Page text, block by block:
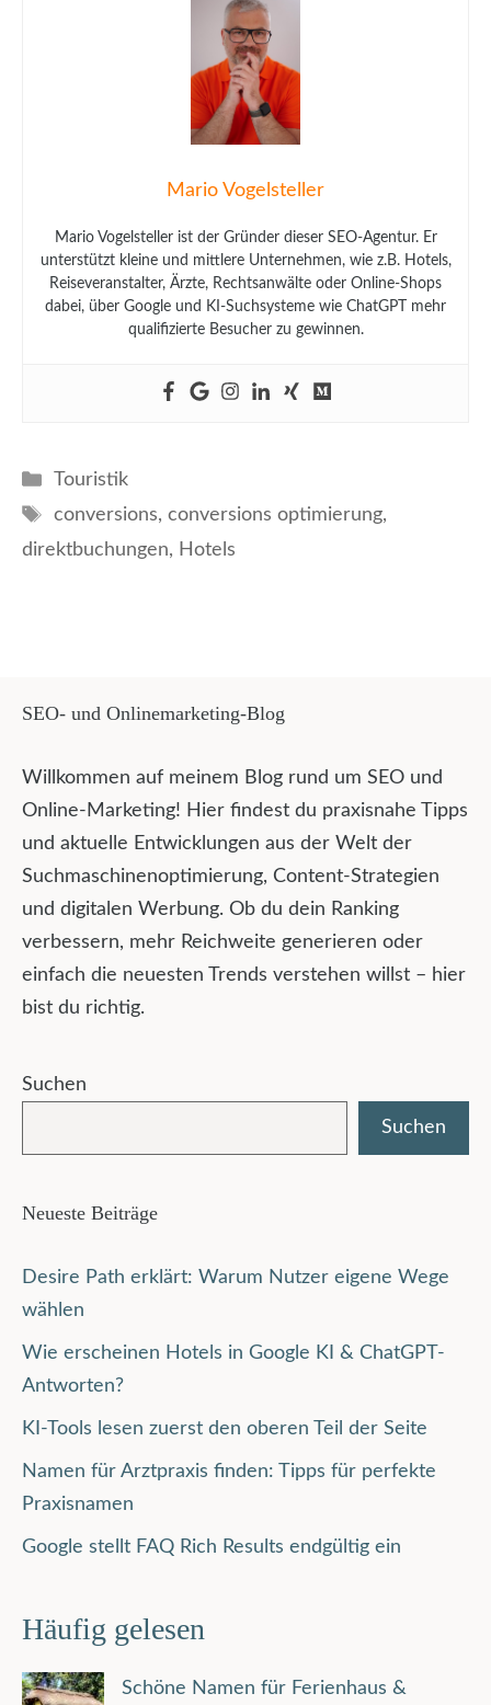
Mario Vogelsteller
Mario Vogelsteller ist der Gründer dieser SEO-Agentur. Er
unterstützt kleine und mittlere Unternehmen, wie z.B. Hotels,
Reiseveranstalter, Ärzte, Rechtsanwälte oder Online-Shops
dabei, über Google und KI-Suchsysteme wie ChatGPT mehr
qualifizierte Besucher zu gewinnen.
Kategorien
Touristik
Schlagwörter
conversions, conversions optimierung,
direktbuchungen, Hotels
SEO- und Onlinemarketing-Blog
Willkommen auf meinem Blog rund um SEO und
Online-Marketing! Hier findest du praxisnahe Tipps
und aktuelle Entwicklungen aus der Welt der
Suchmaschinenoptimierung, Content-Strategien
und digitalen Werbung. Ob du dein Ranking
verbessern, mehr Reichweite generieren oder
einfach die neuesten Trends verstehen willst – hier
bist du richtig.
Suchen
Suchen
Neueste Beiträge
Desire Path erklärt: Warum Nutzer eigene Wege
wählen
Wie erscheinen Hotels in Google KI & ChatGPT-
Antworten?
KI-Tools lesen zuerst den oberen Teil der Seite
Namen für Arztpraxis finden: Tipps für perfekte
Praxisnamen
Google stellt FAQ Rich Results endgültig ein
Häufig gelesen
Schöne Namen für Ferienhaus &